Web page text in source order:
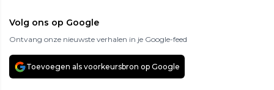
Volg ons op Google
Ontvang onze nieuwste verhalen in je Google-feed
Toevoegen als voorkeursbron op Google